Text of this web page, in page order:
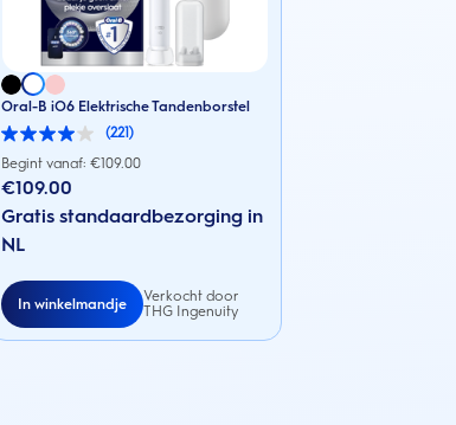
Oral-B iO6 Elektrische Tandenborstel
(221)
4.0
van
5
sterren.
beoordelingen
Begint vanaf: €109.00
€109.00
Gratis standaardbezorging in
NL
In winkelmandje
Verkocht door
THG Ingenuity